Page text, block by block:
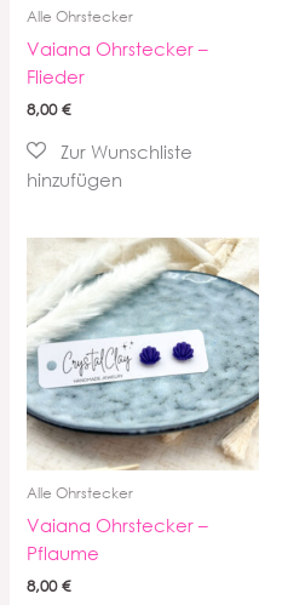
Alle Ohrstecker
Vaiana Ohrstecker –
Flieder
8,00€
Alle Ohrstecker
Vaiana Ohrstecker –
Pflaume
8,00€